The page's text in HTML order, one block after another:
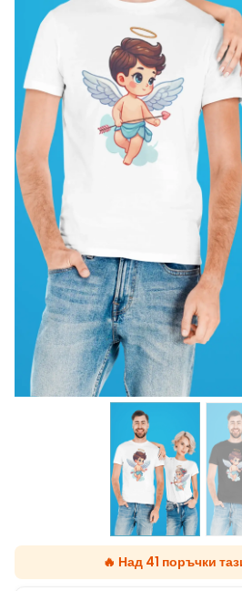
🔥 Над 41 поръчки